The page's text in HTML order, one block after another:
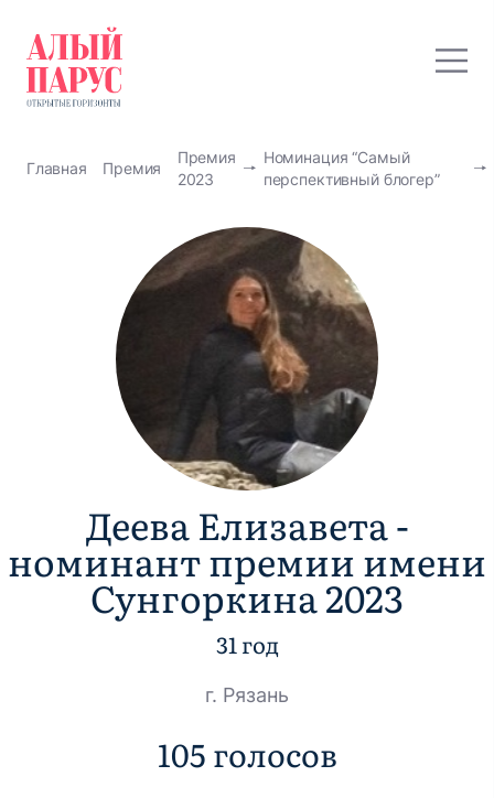
Главная Премия
Премия
2023
Номинация “Самый
перспективный блогер”
Деева Елизавета -
номинант премии имени
Сунгоркина 2023
31 год
г. Рязань
105 голосов